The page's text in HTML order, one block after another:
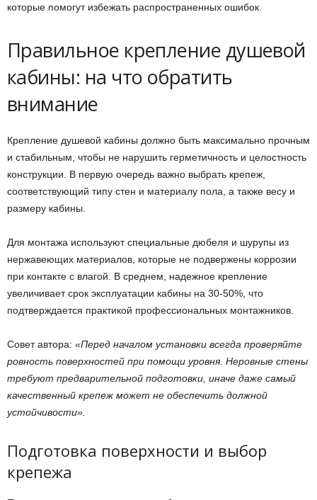
которые помогут избежать распространенных ошибок.
Правильное крепление душевой
кабины: на что обратить
внимание
Крепление душевой кабины должно быть максимально прочным
и стабильным, чтобы не нарушить герметичность и целостность
конструкции. В первую очередь важно выбрать крепеж,
соответствующий типу стен и материалу пола, а также весу и
размеру кабины.
Для монтажа используют специальные дюбеля и шурупы из
нержавеющих материалов, которые не подвержены коррозии
при контакте с влагой. В среднем, надежное крепление
увеличивает срок эксплуатации кабины на 30-50%, что
подтверждается практикой профессиональных монтажников.
Совет автора: «Перед началом установки всегда проверяйте
ровность поверхностей при помощи уровня. Неровные стены
требуют предварительной подготовки, иначе даже самый
качественный крепеж может не обеспечить должной
устойчивости».
Подготовка поверхности и выбор
крепежа